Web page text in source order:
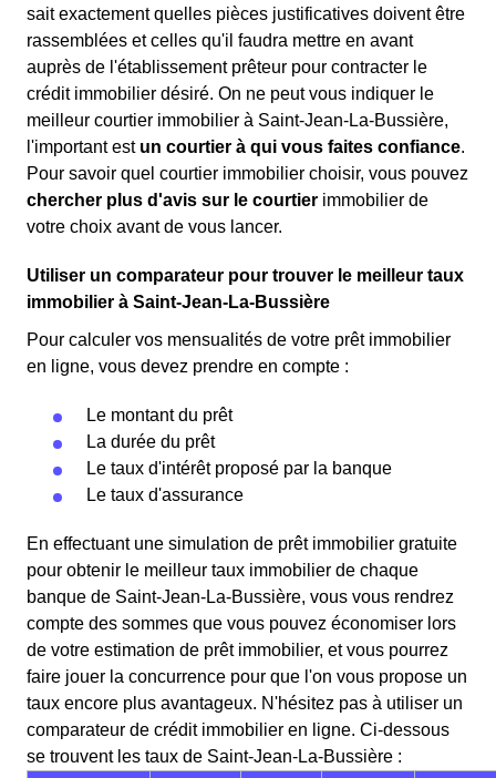
sait exactement quelles pièces justificatives doivent être
rassemblées et celles qu'il faudra mettre en avant
auprès de l'établissement prêteur pour contracter le
crédit immobilier désiré. On ne peut vous indiquer le
meilleur courtier immobilier à Saint-Jean-La-Bussière,
l'important est un courtier à qui vous faites confiance.
Pour savoir quel courtier immobilier choisir, vous pouvez
chercher plus d'avis sur le courtier immobilier de
votre choix avant de vous lancer.
Utiliser un comparateur pour trouver le meilleur taux
immobilier à Saint-Jean-La-Bussière
Pour calculer vos mensualités de votre prêt immobilier
en ligne, vous devez prendre en compte :
Le montant du prêt
La durée du prêt
Le taux d'intérêt proposé par la banque
Le taux d'assurance
En effectuant une simulation de prêt immobilier gratuite
pour obtenir le meilleur taux immobilier de chaque
banque de Saint-Jean-La-Bussière, vous vous rendrez
compte des sommes que vous pouvez économiser lors
de votre estimation de prêt immobilier, et vous pourrez
faire jouer la concurrence pour que l'on vous propose un
taux encore plus avantageux. N'hésitez pas à utiliser un
comparateur de crédit immobilier en ligne. Ci-dessous
se trouvent les taux de Saint-Jean-La-Bussière :